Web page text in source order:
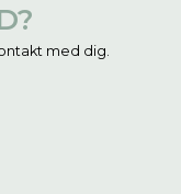
med dig.